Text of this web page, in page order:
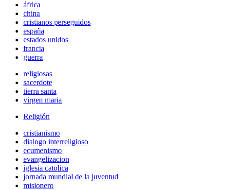
áfrica
china
cristianos perseguidos
españa
estados unidos
francia
guerra
religiosas
sacerdote
tierra santa
virgen maria
Religión
cristianismo
dialogo interreligioso
ecumenismo
evangelizacion
iglesia catolica
jornada mundial de la juventud
misionero